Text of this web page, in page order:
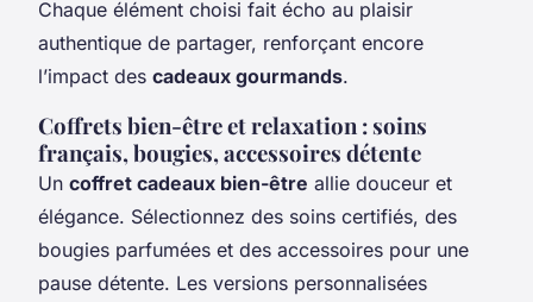
Chaque élément choisi fait écho au plaisir
authentique de partager, renforçant encore
l’impact des cadeaux gourmands.
Coffrets bien-être et relaxation : soins
français, bougies, accessoires détente
Un coffret cadeaux bien-être allie douceur et
élégance. Sélectionnez des soins certifiés, des
bougies parfumées et des accessoires pour une
pause détente. Les versions personnalisées